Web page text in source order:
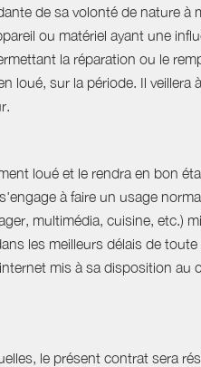
de sa volonté de nature
ou matériel ayant une
la réparation ou le
sur la période. Il veillera
loué et le rendra en bon
à faire un usage
multimédia, cuisine, etc.)
les meilleurs délais de
mis à sa disposition au
le présent contrat sera